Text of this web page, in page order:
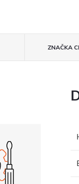
ZNAČKA